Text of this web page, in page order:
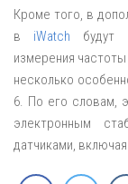
Кроме того, в
в iWatch будут
измерения
несколько
6. По его словам,
электронным
датчиками,